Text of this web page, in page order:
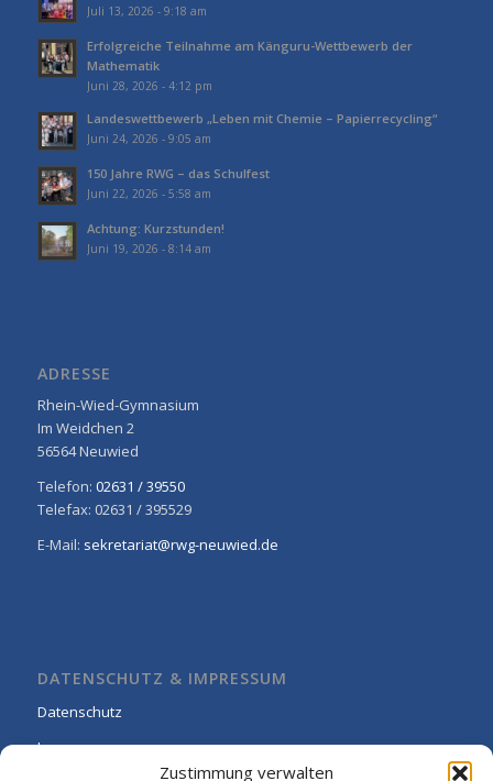
Zustimmung verwalten
Juli 13, 2026 - 9:18 am
Erfolgreiche Teilnahme am Känguru-Wettbewerb der
Mathematik
Juni 28, 2026 - 4:12 pm
Landeswettbewerb „Leben mit Chemie – Papierrecycling“
Juni 24, 2026 - 9:05 am
150 Jahre RWG – das Schulfest
Juni 22, 2026 - 5:58 am
Achtung: Kurzstunden!
Juni 19, 2026 - 8:14 am
ADRESSE
Rhein-Wied-Gymnasium
Im Weidchen 2
56564 Neuwied
Telefon: 02631 / 39550
Telefax: 02631 / 395529
E-Mail: sekretariat@rwg-neuwied.de
DATENSCHUTZ & IMPRESSUM
Datenschutz
Impressum